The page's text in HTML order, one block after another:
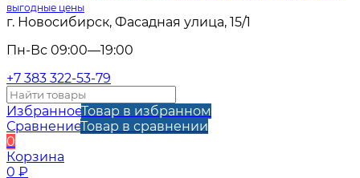
выгодные цены
г. Новосибирск, Фасадная улица, 15/1
Пн-Вс 09:00—19:00
+7 383 322-53-79
ИзбранноеТовар в избранном
СравнениеТовар в сравнении
0
Корзина
0 ₽